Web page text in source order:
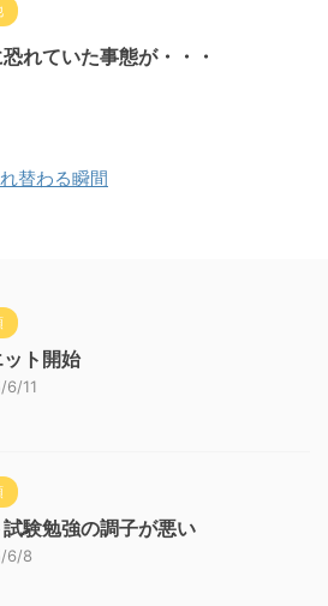
れていた事態が・・・
替わる瞬間
ト開始
6/11
験勉強の調子が悪い
6/8